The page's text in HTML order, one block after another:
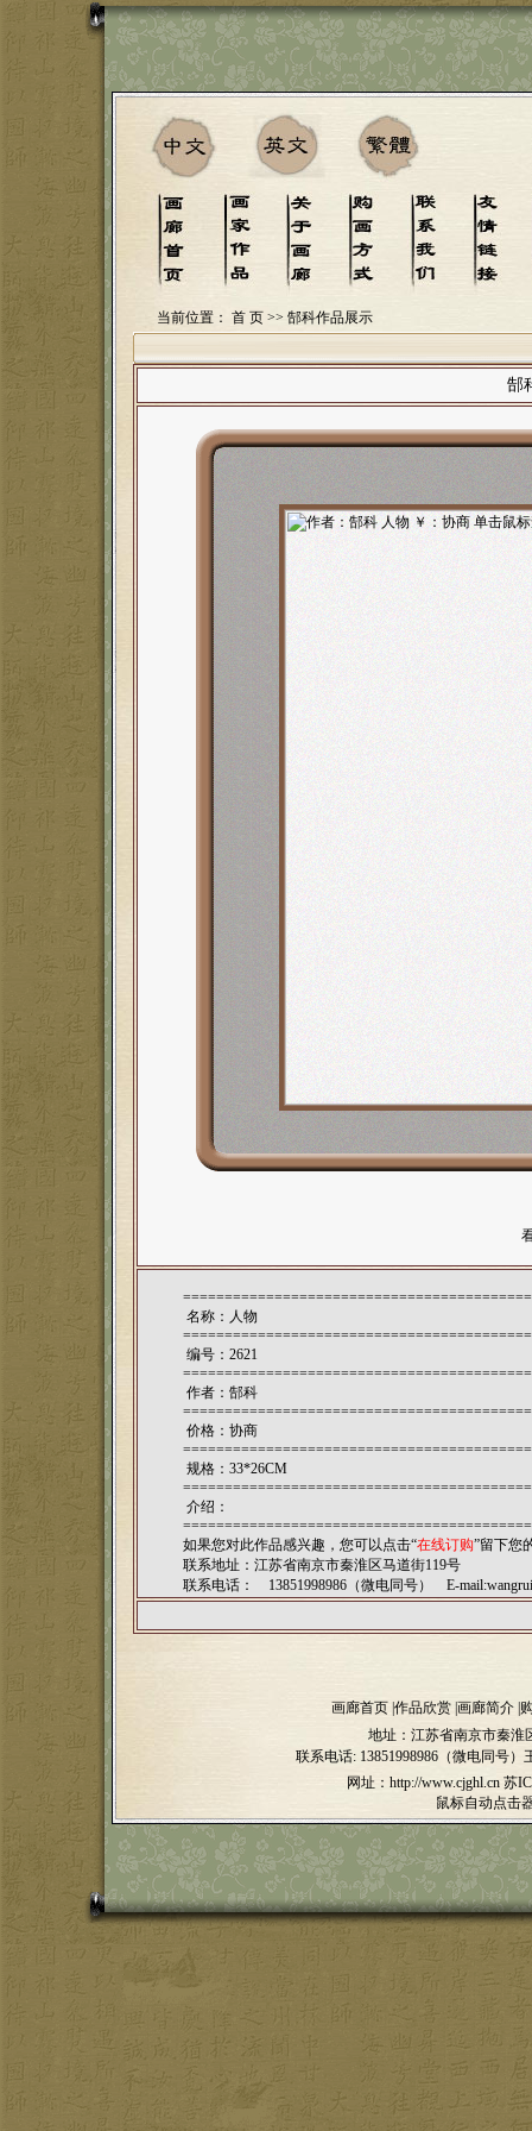
当前位置： 首 页>> 郜科作品展示
郜
名称：人物
编号：2621
作者： 郜科
价格：协商
规格：33*26CM
介绍：
如果您对此作品感兴趣，您可以点击“在线订购”留下您
联系地址：江苏省南京市秦淮区马道街119号
联系电话： 13851998986（微电同号） E-mail:
画廊首页 作品欣赏 画廊简介
地址：江苏省南京市秦淮
联系电话: 13851998986（微电同号）
网址：http://www.cjghl.cn 苏
鼠标自动点击